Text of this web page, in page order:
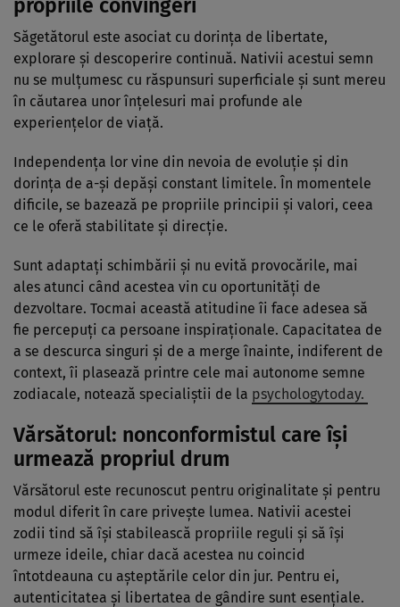
propriile convingeri
Săgetătorul este asociat cu dorința de libertate,
explorare și descoperire continuă. Nativii acestui semn
nu se mulțumesc cu răspunsuri superficiale și sunt mereu
în căutarea unor înțelesuri mai profunde ale
experiențelor de viață.
Independența lor vine din nevoia de evoluție și din
dorința de a-și depăși constant limitele. În momentele
dificile, se bazează pe propriile principii și valori, ceea
ce le oferă stabilitate și direcție.
Sunt adaptați schimbării și nu evită provocările, mai
ales atunci când acestea vin cu oportunități de
dezvoltare. Tocmai această atitudine îi face adesea să
fie percepuți ca persoane inspiraționale. Capacitatea de
a se descurca singuri și de a merge înainte, indiferent de
context, îi plasează printre cele mai autonome semne
zodiacale, notează specialiștii de la psychologytoday.
Vărsătorul: nonconformistul care își
urmează propriul drum
Vărsătorul este recunoscut pentru originalitate și pentru
modul diferit în care privește lumea. Nativii acestei
zodii tind să își stabilească propriile reguli și să își
urmeze ideile, chiar dacă acestea nu coincid
întotdeauna cu așteptările celor din jur. Pentru ei,
autenticitatea și libertatea de gândire sunt esențiale.